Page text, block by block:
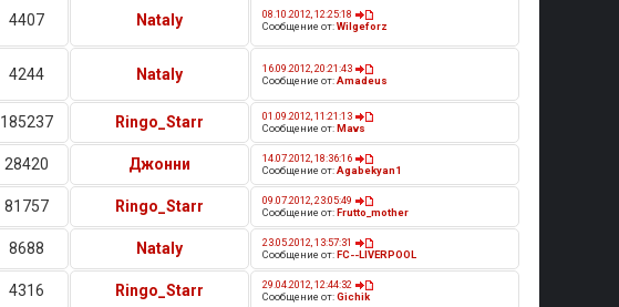
4407 Nataly
08.10.2012, 12:25:18
Сообщение от:Wilgeforz
4244 Nataly
16.09.2012, 20:21:43
Сообщение от:Amadeus
185237 Ringo_Starr
01.09.2012, 11:21:13
Сообщение от:Mavs
28420 Джонни
14.07.2012, 18:36:16
Сообщение от:Agabekyan1
81757 Ringo_Starr
09.07.2012, 23:05:49
Сообщение от:Frutto_mother
8688 Nataly
23.05.2012, 13:57:31
Сообщение от:FC--LIVERPOOL
4316 Ringo_Starr
29.04.2012, 12:44:32
Сообщение от:Gichik